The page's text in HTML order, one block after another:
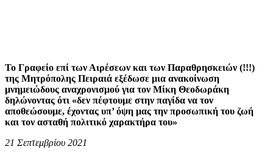
Το Γραφείο επί των Αιρέσεων και των Παραθρησκειών (!!!)
της Μητρόπολης Πειραιά εξέδωσε μια ανακοίνωση
μνημειώδους αναχρονισμού για τον Μίκη Θεοδωράκη
δηλώνοντας ότι «δεν πέφτουμε στην παγίδα να τον
αποθεώσουμε, έχοντας υπ’ όψη μας την προσωπική του ζωή
και τον ασταθή πολιτικό χαρακτήρα του»
21 Σεπτεμβρίου 2021